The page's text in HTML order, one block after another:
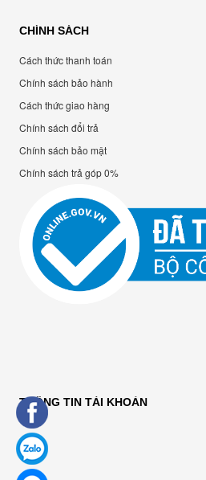
CHÍNH SÁCH
Cách thức thanh toán
Chính sách bảo hành
Cách thức giao hàng
Chính sách đổi trả
Chính sách bảo mật
Chính sách trả góp 0%
THÔNG TIN TÀI KHOẢN